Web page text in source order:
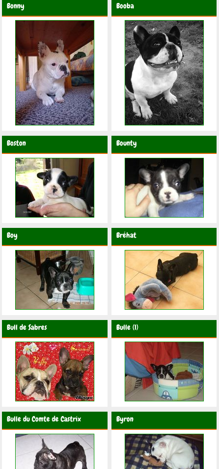
Bonny Booba
Boston Bounty
Boy Bréhat
Bull de Sabres Bulle (1)
Bulle du Comte de Castrix Byron